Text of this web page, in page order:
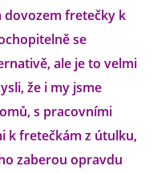
dovozem fretečky k
se
ale je to velmi
že i my jsme
s pracovními
k fretečkám z útulku,
zaberou opravdu